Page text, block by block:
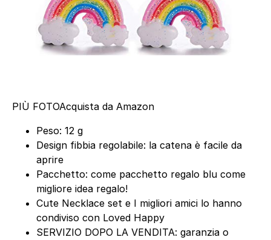
PIÙ FOTOAcquista da Amazon
Peso: 12 g
Design fibbia regolabile: la catena è facile da
aprire
Pacchetto: come pacchetto regalo blu come
migliore idea regalo!
Cute Necklace set e I migliori amici lo hanno
condiviso con Loved Happy
SERVIZIO DOPO LA VENDITA: garanzia o